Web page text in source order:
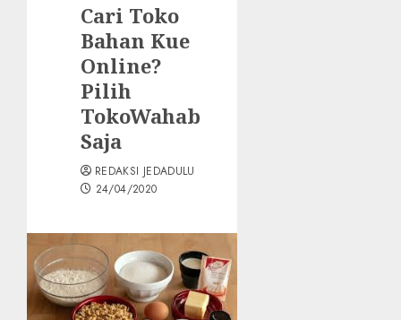
Cari Toko
Bahan Kue
Online?
Pilih
TokoWahab
Saja
REDAKSI JEDADULU
24/04/2020